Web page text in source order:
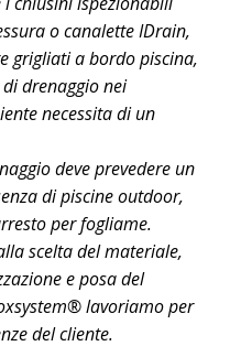
o canalette IDrain,
grigliati a bordo piscina,
drenaggio nei
necessita di un
deve prevedere un
di piscine outdoor,
per fogliame.
scelta del materiale,
e posa del
lavoriamo per
del cliente.